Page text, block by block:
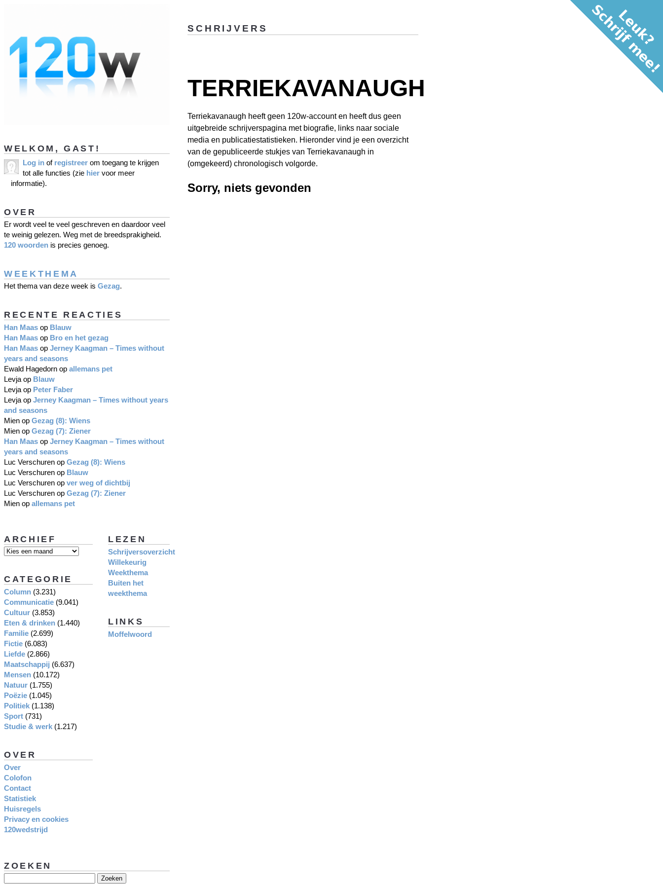
SCHRIJVERS
TERRIEKAVANAUGH
Terriekavanaugh heeft geen 120w-account en heeft dus geen
uitgebreide schrijverspagina met biografie, links naar sociale
media en publicatiestatistieken. Hieronder vind je een overzicht
van de gepubliceerde stukjes van Terriekavanaugh in
(omgekeerd) chronologisch volgorde.
Sorry, niets gevonden
WELKOM, GAST!
Log in of registreer om toegang te krijgen
tot alle functies (zie hier voor meer
informatie).
OVER
Er wordt veel te veel geschreven en daardoor veel
te weinig gelezen. Weg met de breedsprakigheid.
120 woorden is precies genoeg.
WEEKTHEMA
Het thema van deze week is Gezag.
RECENTE REACTIES
Han Maas op Blauw
Han Maas op Bro en het gezag
Han Maas op Jerney Kaagman – Times without
years and seasons
Ewald Hagedorn op allemans pet
Levja op Blauw
Levja op Peter Faber
Levja op Jerney Kaagman – Times without years
and seasons
Mien op Gezag (8): Wiens
Mien op Gezag (7): Ziener
Han Maas op Jerney Kaagman – Times without
years and seasons
Luc Verschuren op Gezag (8): Wiens
Luc Verschuren op Blauw
Luc Verschuren op ver weg of dichtbij
Luc Verschuren op Gezag (7): Ziener
Mien op allemans pet
LEZEN
Schrijversoverzicht
Willekeurig
Weekthema
Buiten het
weekthema
LINKS
Moffelwoord
ARCHIEF
CATEGORIE
Column (3.231)
Communicatie (9.041)
Cultuur (3.853)
Eten & drinken (1.440)
Familie (2.699)
Fictie (6.083)
Liefde (2.866)
Maatschappij (6.637)
Mensen (10.172)
Natuur (1.755)
Poëzie (1.045)
Politiek (1.138)
Sport (731)
Studie & werk (1.217)
OVER
Over
Colofon
Contact
Statistiek
Huisregels
Privacy en cookies
120wedstrijd
ZOEKEN